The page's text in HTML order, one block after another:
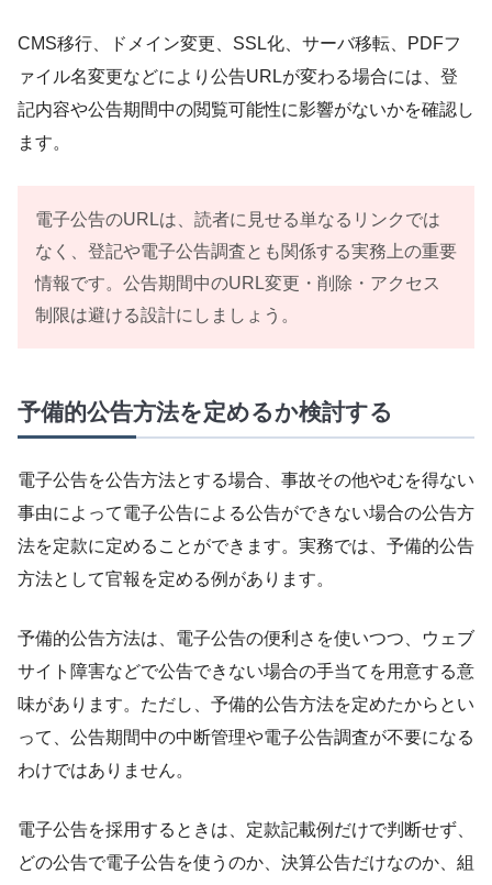
CMS移行、ドメイン変更、SSL化、サーバ移転、PDFフ
ァイル名変更などにより公告URLが変わる場合には、登
記内容や公告期間中の閲覧可能性に影響がないかを確認し
ます。
電子公告のURLは、読者に見せる単なるリンクでは
なく、登記や電子公告調査とも関係する実務上の重要
情報です。公告期間中のURL変更・削除・アクセス
制限は避ける設計にしましょう。
予備的公告方法を定めるか検討する
電子公告を公告方法とする場合、事故その他やむを得ない
事由によって電子公告による公告ができない場合の公告方
法を定款に定めることができます。実務では、予備的公告
方法として官報を定める例があります。
予備的公告方法は、電子公告の便利さを使いつつ、ウェブ
サイト障害などで公告できない場合の手当てを用意する意
味があります。ただし、予備的公告方法を定めたからとい
って、公告期間中の中断管理や電子公告調査が不要になる
わけではありません。
電子公告を採用するときは、定款記載例だけで判断せず、
どの公告で電子公告を使うのか、決算公告だけなのか、組